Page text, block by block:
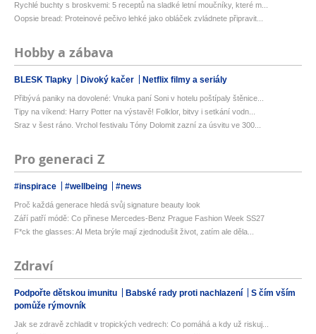
Rychlé buchty s broskvemi: 5 receptů na sladké letní moučníky, které m...
Oopsie bread: Proteinové pečivo lehké jako obláček zvládnete připravit...
Hobby a zábava
BLESK Tlapky Divoký kačer Netflix filmy a seriály
Přibývá paniky na dovolené: Vnuka paní Soni v hotelu poštípaly štěnice...
Tipy na víkend: Harry Potter na výstavě! Folklor, bitvy i setkání vodn...
Sraz v šest ráno. Vrchol festivalu Tóny Dolomit zazní za úsvitu ve 300...
Pro generaci Z
#inspirace #wellbeing #news
Proč každá generace hledá svůj signature beauty look
Září patří módě: Co přinese Mercedes-Benz Prague Fashion Week SS27
F*ck the glasses: AI Meta brýle mají zjednodušit život, zatím ale děla...
Zdraví
Podpořte dětskou imunitu Babské rady proti nachlazení
S čím vším
pomůže rýmovník
Jak se zdravě zchladit v tropických vedrech: Co pomáhá a kdy už riskuj...